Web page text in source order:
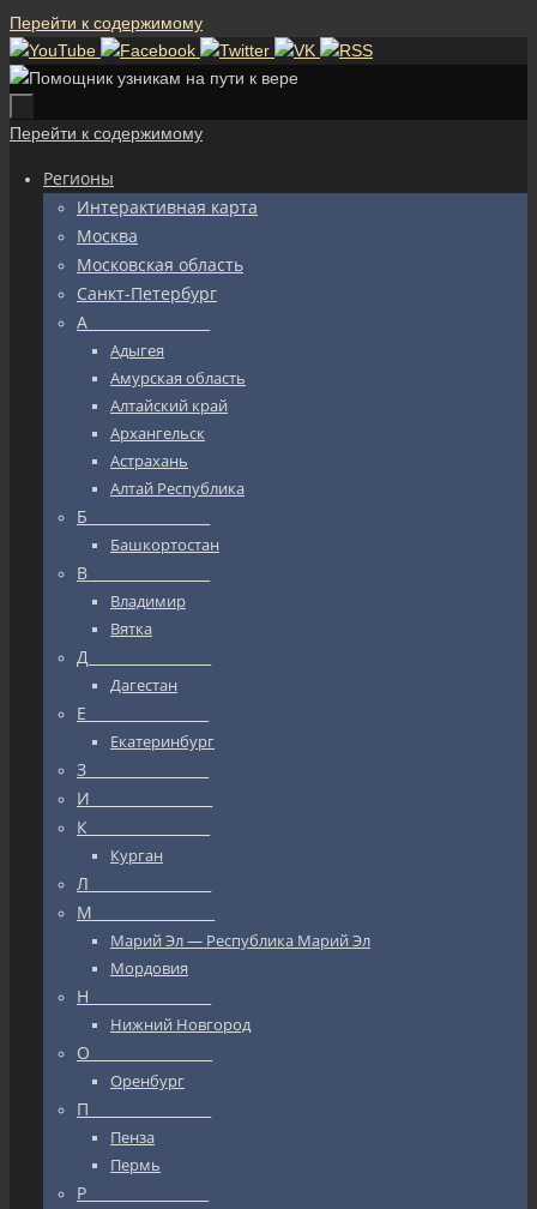
Перейти к содержимому
Перейти к содержимому
Регионы
Интерактивная карта
Москва
Московская область
Санкт-Петербург
А_________________
Адыгея
Амурская область
Алтайский край
Архангельск
Астрахань
Алтай Республика
Б_________________
Башкортостан
В_________________
Владимир
Вятка
Д_________________
Дагестан
Е_________________
Екатеринбург
З_________________
И_________________
К_________________
Курган
Л_________________
М_________________
Марий Эл — Республика Марий Эл
Мордовия
Н_________________
Нижний Новгород
О_________________
Оренбург
П_________________
Пенза
Пермь
Р_________________